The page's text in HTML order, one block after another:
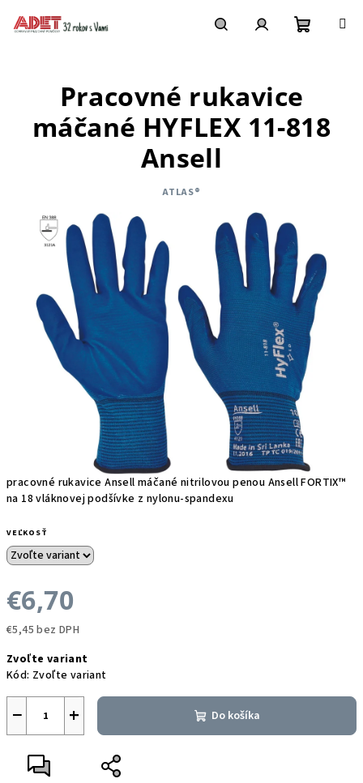
košík
pracovné rukavice Ansell máčané nitrilovou penou Ansell FORTIX™
na 18 vláknovej podšívke z nylonu-spandexu
VEĽKOSŤ
€6,70
€5,45 bez DPH
cena:
Zvoľte variant
Kód: Zvoľte variant
+
− Do košíka
Pracovné rukavice
máčané HYFLEX 11-818
Ansell
ATLAS®